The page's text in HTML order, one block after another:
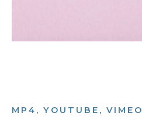
MP4, YOUTUBE, VIMEO